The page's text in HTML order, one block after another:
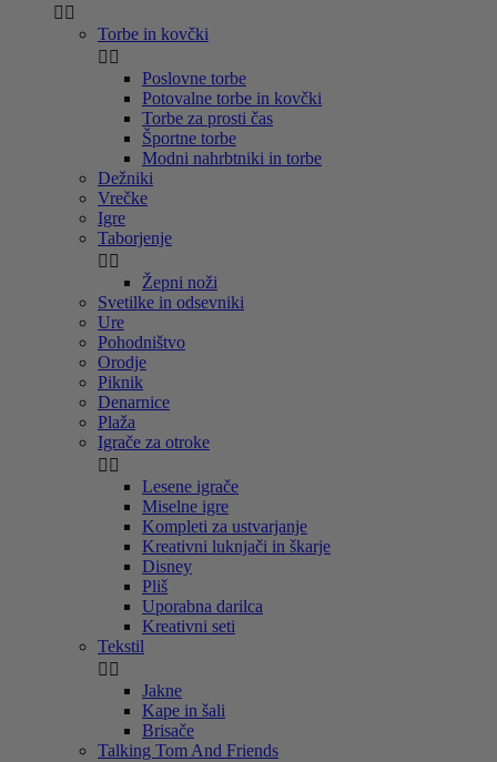
 
Torbe in kovčki
 
Poslovne torbe
Potovalne torbe in kovčki
Torbe za prosti čas
Športne torbe
Modni nahrbtniki in torbe
Dežniki
Vrečke
Igre
Taborjenje
 
Žepni noži
Svetilke in odsevniki
Ure
Pohodništvo
Orodje
Piknik
Denarnice
Plaža
Igrače za otroke
 
Lesene igrače
Miselne igre
Kompleti za ustvarjanje
Kreativni luknjači in škarje
Disney
Pliš
Uporabna darilca
Kreativni seti
Tekstil
 
Jakne
Kape in šali
Brisače
Talking Tom And Friends